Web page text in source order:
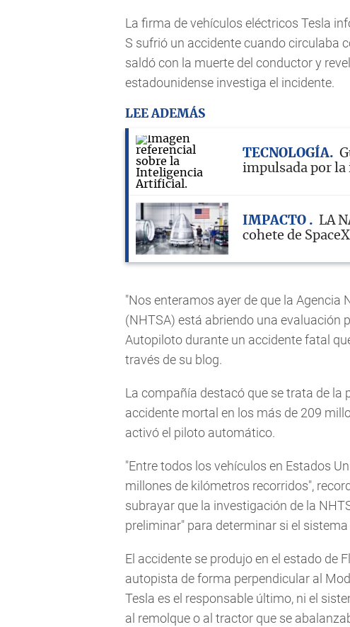
La firma de vehículos eléctricos Tesla
S sufrió un accidente cuando circulaba
saldó con la muerte del conductor y
estadounidense investiga el incidente.
LEE ADEMÁS
TECNOLOGÍA
impulsada por
IMPACTO
LA
cohete de
"Nos enteramos ayer de que la Agencia
(NHTSA) está abriendo una evaluación
Autopiloto durante un accidente fatal
través de su blog.
La compañía destacó que se trata de la
accidente mortal en los más de 209
activó el piloto automático.
"Entre todos los vehículos en Estados
millones de kilómetros recorridos",
subrayar que la investigación de la
preliminar" para determinar si el
El accidente se produjo en el estado de
autopista de forma perpendicular al
Tesla es el responsable último, ni el
al remolque o al tractor que se